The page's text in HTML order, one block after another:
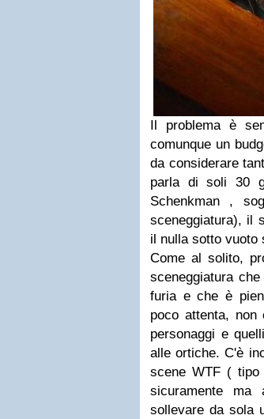
Il problema è
comunque un
da considerare
parla di soli 30
Schenkman ,
sceneggiatura), il
il nulla sotto vuoto
Come al solito,
sceneggiatura
furia e che è
poco attenta,
personaggi e
alle ortiche. C'è
scene WTF ( tipo
sicuramente ma
sollevare da sola